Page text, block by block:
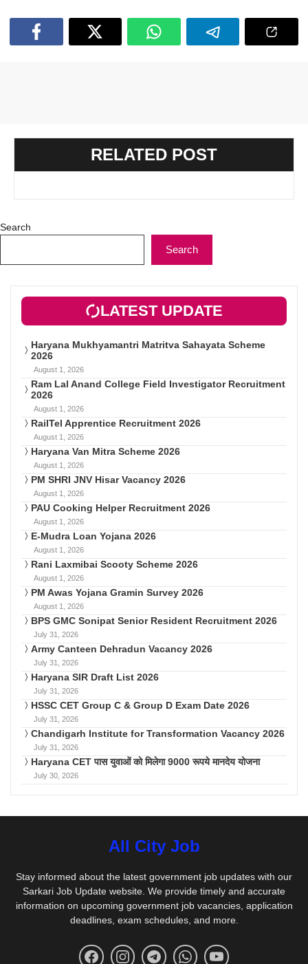
RELATED POST
Search
Search
LATEST UPDATE
Haryana Mukhyamantri Matritva Sahayata Scheme
2026
August 1, 2026
Ram Lal Anand College Field Investigator Recruitment
2026
August 1, 2026
RailTel Apprentice Recruitment 2026
August 1, 2026
Haryana Van Mitra Scheme 2026
August 1, 2026
PM SHRI JNV Hisar Vacancy 2026
August 1, 2026
PAU Cooking Helper Recruitment 2026
August 1, 2026
E-Mudra Loan Yojana 2026
August 1, 2026
Rani Laxmibai Scooty Scheme 2026
August 1, 2026
PM Awas Yojana Gramin Survey 2026
August 1, 2026
BPS GMC Sonipat Senior Resident Recruitment 2026
July 31, 2026
Army Canteen Dehradun Vacancy 2026
July 31, 2026
Haryana SIR Draft List 2026
July 31, 2026
HSSC CET Group C & Group D Exam Date 2026
July 31, 2026
Chandigarh Institute for Transformation Vacancy 2026
July 31, 2026
Haryana CET पास युवाओं को मिलेगा 9000 रूपये मानदेय योजना
July 30, 2026
All City Job
Stay informed about the latest government job updates with our
Sarkari Job Update website. We provide timely and accurate
information on upcoming government job vacancies, application
deadlines, exam schedules, and more.